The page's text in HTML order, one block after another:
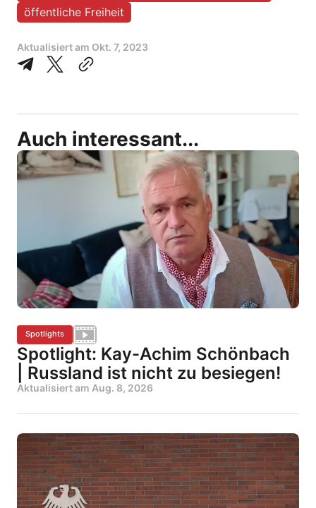
öffentliche Freiheit
Aktualisiert am Okt. 7, 2023
Auch interessant...
Spotlights
Spotlight: Kay-Achim Schönbach
| Russland ist nicht zu besiegen!
Aktualisiert am Aug. 8, 2026